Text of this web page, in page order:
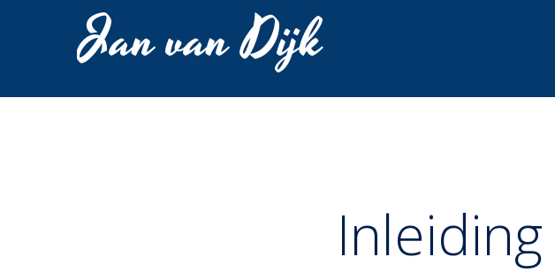
Jan van Dijk